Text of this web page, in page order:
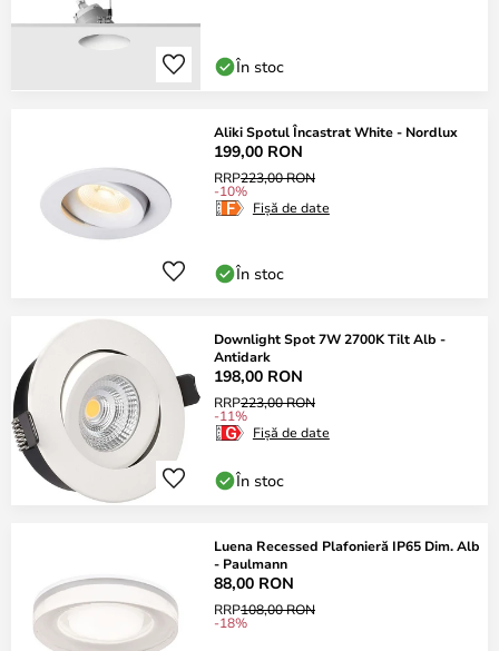
În stoc
Aliki Spotul Încastrat White - Nordlux
199,00 RON
RRP223,00 RON
-10%
Fișă de date
În stoc
Downlight Spot 7W 2700K Tilt Alb -
Antidark
198,00 RON
RRP223,00 RON
-11%
Fișă de date
În stoc
Luena Recessed Plafonieră IP65 Dim. Alb
- Paulmann
88,00 RON
RRP108,00 RON
-18%